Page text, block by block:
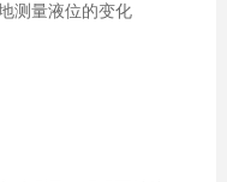
测量液位的变化